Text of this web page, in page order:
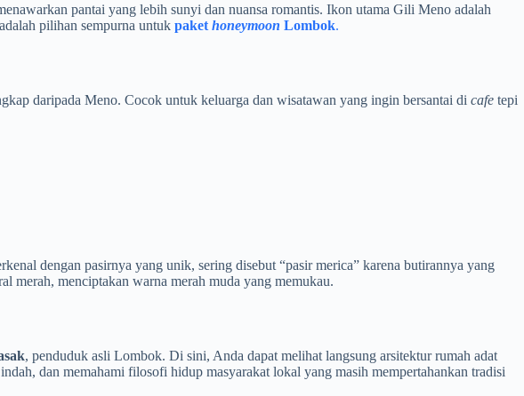
pantai yang lebih sunyi dan nuansa romantis. Ikon utama Gili Meno adalah
pilihan sempurna untuk paket honeymoon Lombok.
daripada Meno. Cocok untuk keluarga dan wisatawan yang ingin bersantai di cafe tepi
dengan pasirnya yang unik, sering disebut “pasir merica” karena butirannya yang
merah, menciptakan warna merah muda yang memukau.
, penduduk asli Lombok. Di sini, Anda dapat melihat langsung arsitektur rumah adat
dan memahami filosofi hidup masyarakat lokal yang masih mempertahankan tradisi